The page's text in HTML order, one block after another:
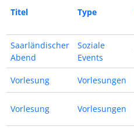
Titel Type
Saarländischer
Abend
Soziale
Events
Vorlesung Vorlesungen
Vorlesung Vorlesungen